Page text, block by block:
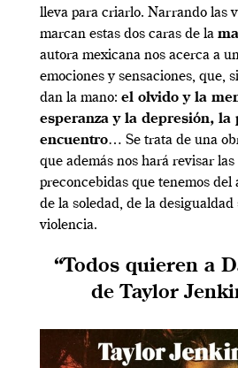
lleva para criarlo. Narrando las
marcan estas dos caras de la
autora mexicana nos acerca a
emociones y sensaciones, que,
dan la mano: el olvido y la
esperanza y la depresión, la
encuentro… Se trata de una
que además nos hará revisar las
preconcebidas que tenemos del
de la soledad, de la desigualdad
violencia.
“Todos quieren a
de Taylor